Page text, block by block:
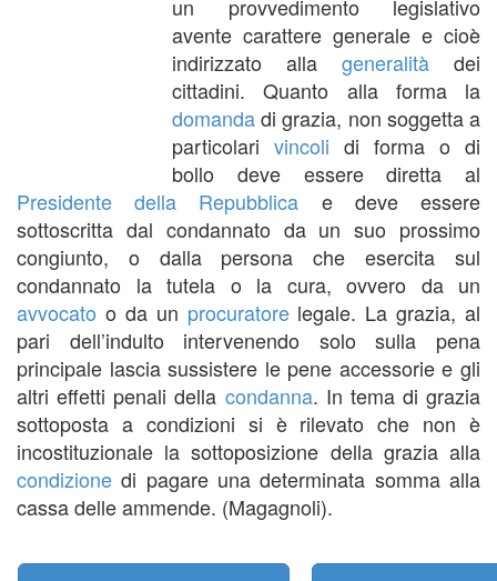
un provvedimento legislativo
avente carattere generale e cioè
indirizzato alla generalità dei
cittadini. Quanto alla forma la
domandadi grazia, non soggetta a
particolari vincoli di forma o di
bollo deve essere diretta al
Presidente della Repubblica e deve essere
sottoscritta dal condannato da un suo prossimo
congiunto, o dalla persona che esercita sul
condannato la tutela o la cura, ovvero da un
avvocato o da un procuratorelegale. La grazia, al
pari dell’indulto intervenendo solo sulla pena
principale lascia sussistere le pene accessorie e gli
altri effetti penali della condanna. In tema di grazia
sottoposta a condizioni si è rilevato che non è
incostituzionale la sottoposizione della grazia alla
condizione di pagare una determinata somma alla
cassa delle ammende. (Magagnoli).